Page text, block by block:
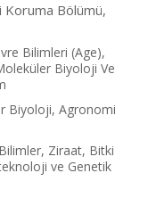
Koruma Bölümü,
Bilimleri (Age),
Biyoloji Ve
Biyoloji, Agronomi
Ziraat, Bitki
ve Genetik